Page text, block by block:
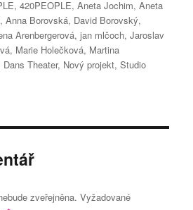
,420PEOPLE,Aneta Jochim,Aneta
,Anna Borovská, David Borovský,
Arenbergerová,jan mlčoch,Jaroslav
, Marie Holečková, Martina
Dans Theater, Nový projekt,Studio
zveřejněna. Vyžadované